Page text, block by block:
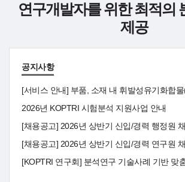
연구개발자를 위한 최적의
제공
공지사항
2026년 KOPTRI 시험분석 지원사업 안내